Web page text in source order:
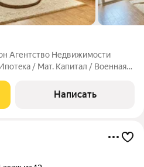
Агентcтво Недвижимоcти
/ Maт. Kaпитaл / Военнaя
Планировка на две стороны
Написать